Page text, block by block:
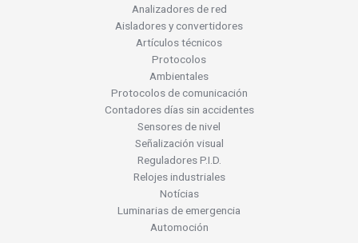
Analizadores de red
Aisladores y convertidores
Artículos técnicos
Protocolos
Ambientales
Protocolos de comunicación
Contadores días sin accidentes
Sensores de nivel
Señalización visual
Reguladores P.I.D.
Relojes industriales
Notícias
Luminarias de emergencia
Automoción